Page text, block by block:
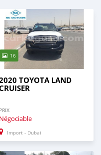
16
TOYOTA LAND
PRIX
Négociable
Import - Dubai